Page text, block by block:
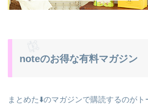
noteのお得な有料マガジン
まとめた⬇️のマガジンで購読するのがト